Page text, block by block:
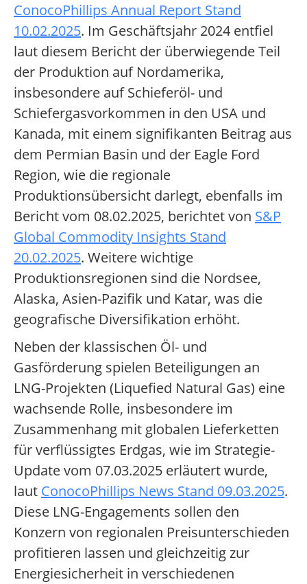
ConocoPhillips Annual Report Stand
10.02.2025. Im Geschäftsjahr 2024 entfiel
laut diesem Bericht der überwiegende Teil
der Produktion auf Nordamerika,
insbesondere auf Schieferöl- und
Schiefergasvorkommen in den USA und
Kanada, mit einem signifikanten Beitrag aus
dem Permian Basin und der Eagle Ford
Region, wie die regionale
Produktionsübersicht darlegt, ebenfalls im
Bericht vom 08.02.2025, berichtet von S&P
Global Commodity Insights Stand
20.02.2025. Weitere wichtige
Produktionsregionen sind die Nordsee,
Alaska, Asien-Pazifik und Katar, was die
geografische Diversifikation erhöht.
Neben der klassischen Öl- und
Gasförderung spielen Beteiligungen an
LNG-Projekten (Liquefied Natural Gas) eine
wachsende Rolle, insbesondere im
Zusammenhang mit globalen Lieferketten
für verflüssigtes Erdgas, wie im Strategie-
Update vom 07.03.2025 erläutert wurde,
laut ConocoPhillips News Stand 09.03.2025.
Diese LNG-Engagements sollen den
Konzern von regionalen Preisunterschieden
profitieren lassen und gleichzeitig zur
Energiesicherheit in verschiedenen